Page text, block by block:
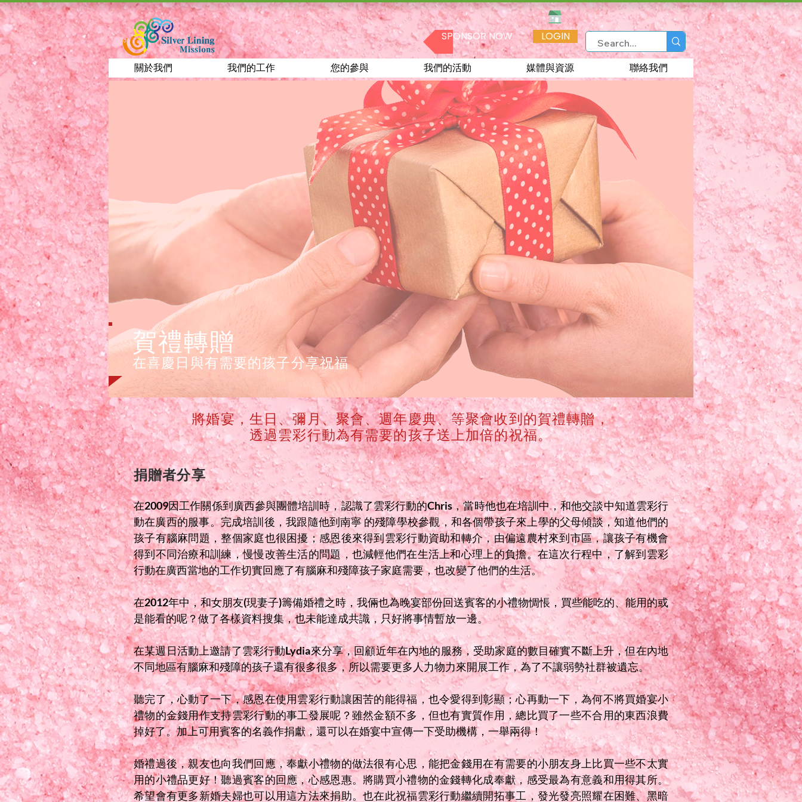
SPONSOR NOW LOGIN
關於我們 我們的工作 您的參與 我們的活動 媒體與資源 聯絡我們
賀禮轉贈
在喜慶日與有需要的孩子分享祝福
將婚宴，生日、彌月、聚會、週年慶典、等聚會收到的賀禮轉贈，
透過雲彩行動為有需要的孩子送上加倍的祝福。
捐贈者分享
在2009因工作關係到廣西參與團體培訓時，認識了雲彩行動的Chris，當時他也在培訓中，和他交談中知道雲彩行
動在廣西的服事。完成培訓後，我跟隨他到南寧 的殘障學校參觀，和各個帶孩子來上學的父母傾談，知道他們的
孩子有腦麻問題，整個家庭也很困擾；感恩後來得到雲彩行動資助和轉介，由偏遠農村來到市區，讓孩子有機會
得到不同治療和訓練，慢慢改善生活的問題，也減輕他們在生活上和心理上的負擔。在這次行程中，了解到雲彩
行動在廣西當地的工作切實回應了有腦麻和殘障孩子家庭需要，也改變了他們的生活。
在2012年中，和女朋友(現妻子)籌備婚禮之時，我倆也為晚宴部份回送賓客的小禮物惆悵，買些能吃的、能用的或
是能看的呢？做了各樣資料搜集，也未能達成共識，只好將事情暫放一邊。
在某週日活動上邀請了雲彩行動Lydia來分享，回顧近年在內地的服務，受助家庭的數目確實不斷上升，但在內地
不同地區有腦麻和殘障的孩子還有很多很多，所以需要更多人力物力來開展工作，為了不讓弱勢社群被遺忘。
聽完了，心動了一下，感恩在使用雲彩行動讓困苦的能得福，也令愛得到彰顯；心再動一下，為何不將買婚宴小
禮物的金錢用作支持雲彩行動的事工發展呢？雖然金額不多，但也有實質作用，總比買了一些不合用的東西浪費
掉好了。加上可用賓客的名義作捐獻，還可以在婚宴中宣傳一下受助機構，一舉兩得！
婚禮過後，親友也向我們回應，奉獻小禮物的做法很有心思，能把金錢用在有需要的小朋友身上比買一些不太實
用的小禮品更好！聽過賓客的回應，心感恩惠。將購買小禮物的金錢轉化成奉獻，感受最為有意義和用得其所。
希望會有更多新婚夫婦也可以用這方法來捐助。也在此祝福雲彩行動繼續開拓事工，發光發亮照耀在困難、黑暗